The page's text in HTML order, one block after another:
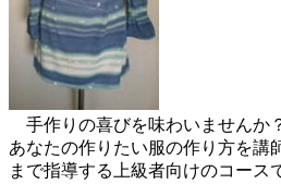
手作りの喜びを味わいませんか
あなたの作りたい服の作り方を講
まで指導する上級者向けのコース